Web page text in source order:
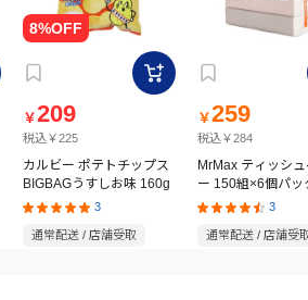
￥209
税込￥225
カルビー ポテトチップス
BIGBAGうすしお味 160g
3
通常配送 / 店舗受取
￥259
税込￥284
MrMax ティッシ
ー 150組×6個パッ
3
通常配送 / 店舗受